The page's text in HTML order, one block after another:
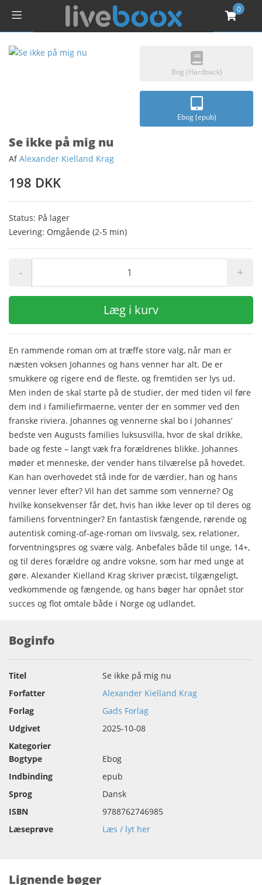
0
Bog (Hardback)
Ebog (epub)
Se ikke på mig nu
AfAlexander Kielland Krag
198 DKK
Status: På lager
Levering: Omgående (2-5 min)
- +
Læg i kurv
En rammende roman om at træffe store valg, når man er
næsten voksen Johannes og hans venner har alt. De er
smukkere og rigere end de fleste, og fremtiden ser lys ud.
Men inden de skal starte på de studier, der med tiden vil føre
dem ind i familiefirmaerne, venter der en sommer ved den
franske riviera. Johannes og vennerne skal bo i Johannes’
bedste ven Augusts families luksusvilla, hvor de skal drikke,
bade og feste – langt væk fra forældrenes blikke. Johannes
møder et menneske, der vender hans tilværelse på hovedet.
Kan han overhovedet stå inde for de værdier, han og hans
venner lever efter? Vil han det samme som vennerne? Og
hvilke konsekvenser får det, hvis han ikke lever op til deres og
familiens forventninger? En fantastisk fængende, rørende og
autentisk coming-of-age-roman om livsvalg, sex, relationer,
forventningspres og svære valg. Anbefales både til unge, 14+,
og til deres forældre og andre voksne, som har med unge at
gøre. Alexander Kielland Krag skriver præcist, tilgængeligt,
vedkommende og fængende, og hans bøger har opnået stor
succes og flot omtale både i Norge og udlandet.
Boginfo
Titel
Se ikke på mig nu
Forfatter
Alexander Kielland Krag
Forlag
Gads Forlag
Udgivet
2025-10-08
Kategorier
Bogtype
Ebog
Indbinding
epub
Sprog
Dansk
ISBN
9788762746985
Læseprøve
Læs / lyt her
Lignende bøger